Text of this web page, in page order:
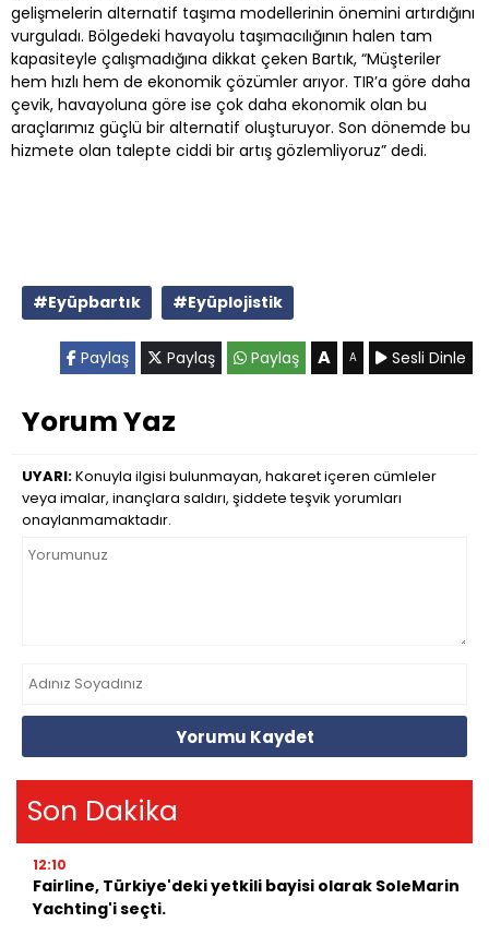
gelişmelerin alternatif taşıma modellerinin önemini artırdığını
vurguladı. Bölgedeki havayolu taşımacılığının halen tam
kapasiteyle çalışmadığına dikkat çeken Bartık, “Müşteriler
hem hızlı hem de ekonomik çözümler arıyor. TIR’a göre daha
çevik, havayoluna göre ise çok daha ekonomik olan bu
araçlarımız güçlü bir alternatif oluşturuyor. Son dönemde bu
hizmete olan talepte ciddi bir artış gözlemliyoruz” dedi.
#Eyüpbartık #Eyüplojistik
Paylaş Paylaş Paylaş A A Sesli Dinle
Yorum Yaz
UYARI:Konuyla ilgisi bulunmayan, hakaret içeren cümleler
veya imalar, inançlara saldırı, şiddete teşvik yorumları
onaylanmamaktadır.
Yorumu Kaydet
Son Dakika
12:10
Fairline, Türkiye'deki yetkili bayisi olarak SoleMarin
Yachting'i seçti.